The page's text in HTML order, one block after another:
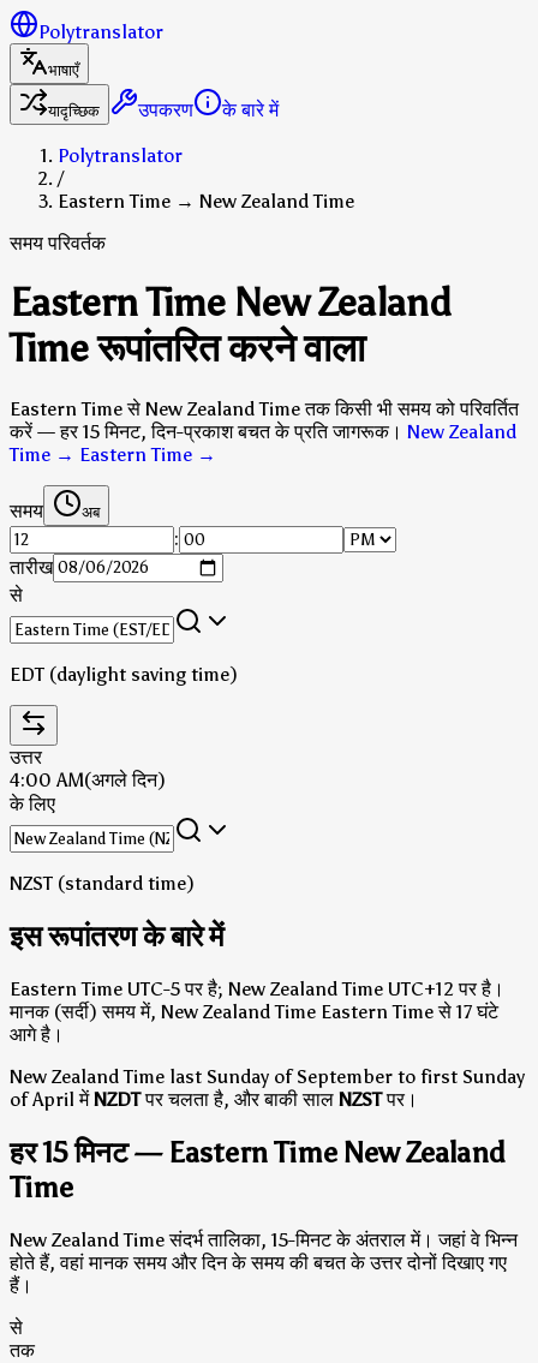
Polytranslator
भाषाएँ
यादृच्छिक
उपकरण
के बारे में
Polytranslator
/
Eastern Time → New Zealand Time
समय परिवर्तक
Eastern Time New Zealand
Time रूपांतरित करने वाला
Eastern Time से New Zealand Time तक किसी भी समय को परिवर्तित
करें — हर 15 मिनट, दिन-प्रकाश बचत के प्रति जागरूक। New Zealand
Time → Eastern Time →
समय अब
:
तारीख
से
EDT (daylight saving time)
उत्तर
4:00 AM(अगले दिन)
के लिए
NZST (standard time)
इस रूपांतरण के बारे में
Eastern Time UTC-5 पर है; New Zealand Time UTC+12 पर है।
मानक (सर्दी) समय में, New Zealand Time Eastern Time से 17 घंटे
आगे है।
New Zealand Time last Sunday of September to first Sunday
of April मेंNZDTपर चलता है, और बाकी साल NZSTपर।
हर 15 मिनट — Eastern Time New Zealand
Time
New Zealand Time संदर्भ तालिका, 15-मिनट के अंतराल में। जहां वे भिन्न
होते हैं, वहां मानक समय और दिन के समय की बचत के उत्तर दोनों दिखाए गए
हैं।
से
तक